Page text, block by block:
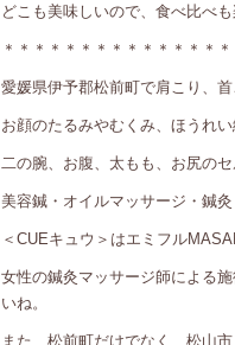
どこも美味しいので、食べ比べ
＊＊＊＊＊＊＊＊＊＊＊＊＊＊
愛媛県伊予郡松前町で肩こり、
お顔のたるみやむくみ、ほうれ
二の腕、お腹、太もも、お尻の
美容鍼・オイルマッサージ・鍼
＜CUEキュウ＞はエミフル
女性の鍼灸マッサージ師による
いね。
また、松前町だけでなく、松山